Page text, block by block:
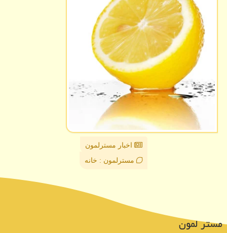
اخبار مسترلمون
مسترلمون : خانه
مستر لمون